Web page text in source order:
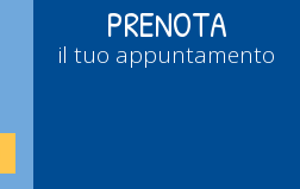
PRENOTA
il tuo appuntamento